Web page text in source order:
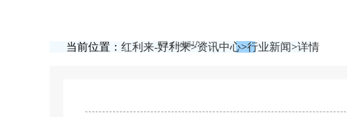
当前位置： 红利来-好利来>资讯中心>行业新闻>详情